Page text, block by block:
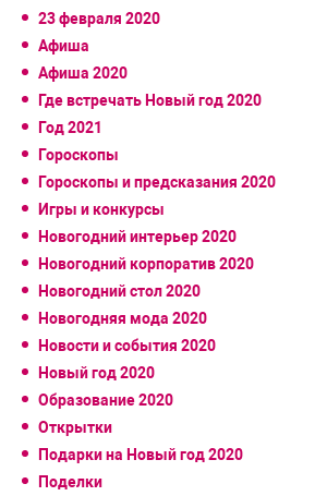
23 февраля 2020
Афиша
Афиша 2020
Где встречать Новый год 2020
Год 2021
Гороскопы
Гороскопы и предсказания 2020
Игры и конкурсы
Новогодний интерьер 2020
Новогодний корпоратив 2020
Новогодний стол 2020
Новогодняя мода 2020
Новости и события 2020
Новый год 2020
Образование 2020
Открытки
Подарки на Новый год 2020
Поделки